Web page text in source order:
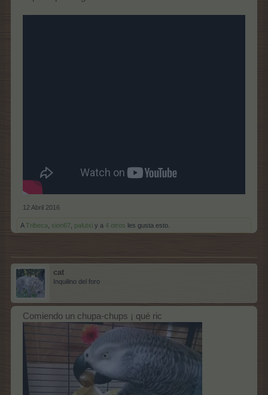
12 Abril 2016
ATribeca sion67 palutxi y a 4 otros les gusta esto.
cat
Inquilino del foro
Comiendo un chupa-chups ¡ qué ric